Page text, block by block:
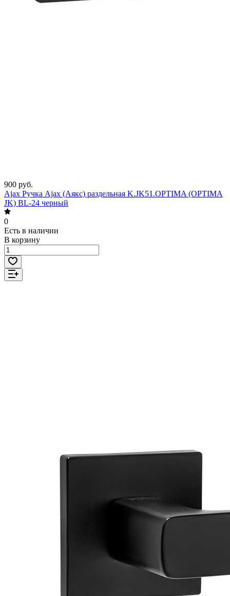
900 руб.
Ajax Ручка Ajax (Аякс) раздельная K.JK51.OPTIMA (OPTIMA
JK) BL-24 черный
0
Есть в наличии
В корзину